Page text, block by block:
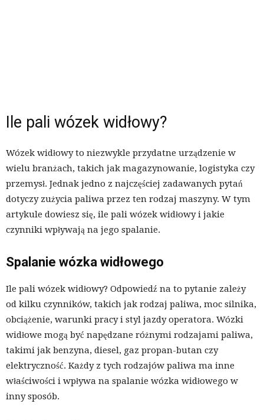
Ile pali wózek widłowy?
Wózek widłowy to niezwykle przydatne urządzenie w
wielu branżach, takich jak magazynowanie, logistyka czy
przemysł. Jednak jedno z najczęściej zadawanych pytań
dotyczy zużycia paliwa przez ten rodzaj maszyny. W tym
artykule dowiesz się, ile pali wózek widłowy i jakie
czynniki wpływają na jego spalanie.
Spalanie wózka widłowego
Ile pali wózek widłowy? Odpowiedź na to pytanie zależy
od kilku czynników, takich jak rodzaj paliwa, moc silnika,
obciążenie, warunki pracy i styl jazdy operatora. Wózki
widłowe mogą być napędzane różnymi rodzajami paliwa,
takimi jak benzyna, diesel, gaz propan-butan czy
elektryczność. Każdy z tych rodzajów paliwa ma inne
właściwości i wpływa na spalanie wózka widłowego w
inny sposób.